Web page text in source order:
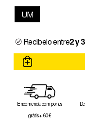
UM
Recíbelo entre2 y
Encomenda com portes
grátis + 60€